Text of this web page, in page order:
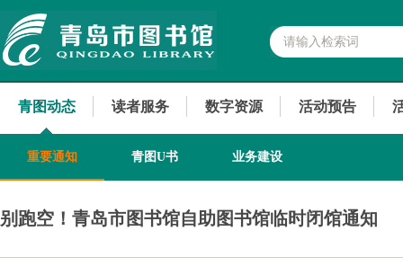
青图动态 读者服务 数字资源 活动预告
重要通知 青图U书 业务建设
别跑空！青岛市图书馆自助图书馆临时闭馆通知